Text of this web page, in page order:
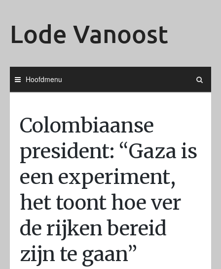
Lode Vanoost
Hoofdmenu
Colombiaanse
president: “Gaza is
een experiment,
het toont hoe ver
de rijken bereid
zijn te gaan”